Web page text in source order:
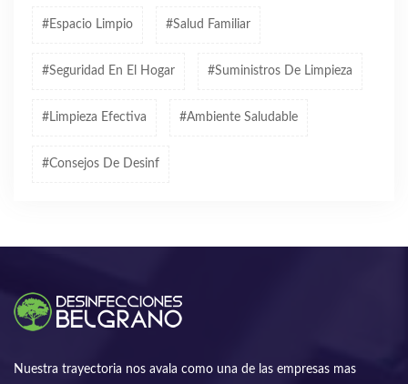
#espacio Limpio #salud Familiar
#seguridad En El Hogar #suministros De Limpieza
#limpieza Efectiva #ambiente Saludable
#consejos De Desinf
Nuestra trayectoria nos avala como una de las empresas mas